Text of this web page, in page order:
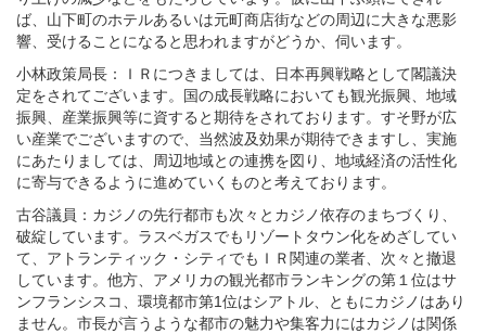
ば、山下町のホテルあるいは元町商店街などの周辺に大きな悪影
響、受けることになると思われますがどうか、伺います。
小林政策局長：ＩＲにつきましては、日本再興戦略として閣議決
定をされてございます。国の成長戦略においても観光振興、地域
振興、産業振興等に資すると期待をされております。すそ野が広
い産業でございますので、当然波及効果が期待できますし、実施
にあたりましては、周辺地域との連携を図り、地域経済の活性化
に寄与できるように進めていくものと考えております。
古谷議員：カジノの先行都市も次々とカジノ依存のまちづくり、
破綻しています。ラスベガスでもリゾートタウン化をめざしてい
て、アトランティック・シティでもＩＲ関連の業者、次々と撤退
しています。他方、アメリカの観光都市ランキングの第１位はサ
ンフランシスコ、環境都市第1位はシアトル、ともにカジノはあり
ません。市長が言うような都市の魅力や集客力にはカジノは関係